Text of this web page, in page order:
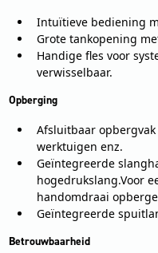
Intuïtieve bediening
Grote tankopening
Handige fles voor
verwisselbaar.
Opberging
Afsluitbaar
werktuigen enz.
Geïntegreerde
hogedrukslang.Voor
handomdraai
Geïntegreerde
Betrouwbaarheid